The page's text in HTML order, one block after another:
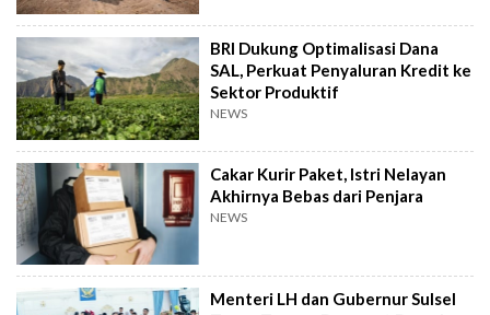
BRI Dukung Optimalisasi Dana
SAL, Perkuat Penyaluran Kredit ke
Sektor Produktif
NEWS
Cakar Kurir Paket, Istri Nelayan
Akhirnya Bebas dari Penjara
NEWS
Menteri LH dan Gubernur Sulsel